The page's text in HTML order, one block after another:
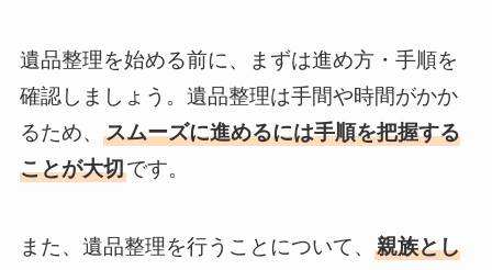
遺品整理を始める前に、まずは進め方・手順を
確認しましょう。遺品整理は手間や時間がかか
るため、 スムーズに進めるには手順を把握する
ことが大切です。
また、遺品整理を行うことについて、 親族とし